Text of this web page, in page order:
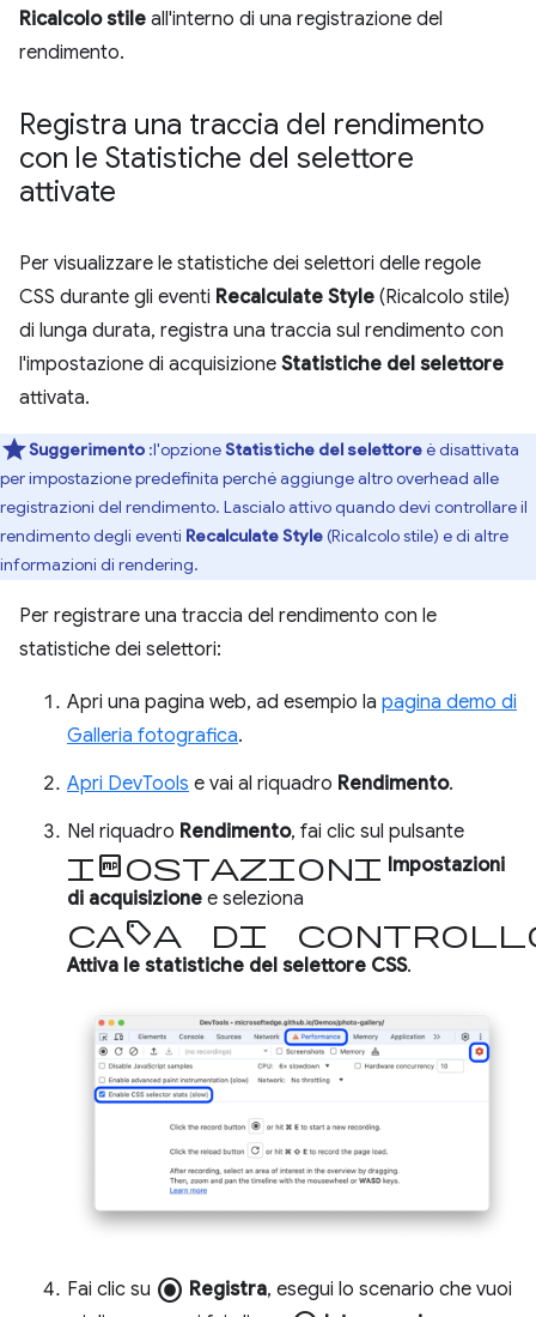
Ricalcolo stile all'interno di una registrazione del
rendimento.
Registra una traccia del rendimento
con le Statistiche del selettore
attivate
Per visualizzare le statistiche dei selettori delle regole
CSS durante gli eventi Recalculate Style (Ricalcolo stile)
di lunga durata, registra una traccia sul rendimento con
l'impostazione di acquisizione Statistiche del selettore
attivata.
Suggerimento :l'opzioneStatistiche del selettoreè disattivata
per impostazione predefinita perché aggiunge altro overhead alle
registrazioni del rendimento. Lascialo attivo quando devi controllare il
rendimento degli eventi Recalculate Style(Ricalcolo stile) e di altre
informazioni di rendering.
Per registrare una traccia del rendimento con le
statistiche dei selettori:
Apri una pagina web, ad esempio la pagina demo di
Galleria fotografica.
Apri DevTools e vai al riquadro Rendimento.
Nel riquadro Rendimento, fai clic sul pulsante
impostazioni Impostazioni
di acquisizione e seleziona
casella di
Attiva le statistiche del selettore CSS.
Fai clic su radio_button_checked Registra, esegui lo scenario che vuoi